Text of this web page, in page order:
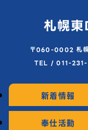
〒060-0002 札幌
TEL / 011-
新着情報
奉仕活動